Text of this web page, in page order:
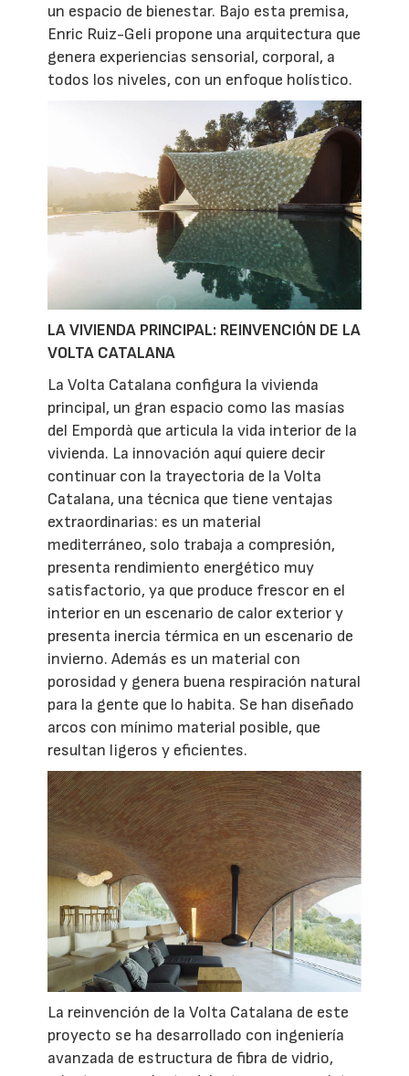
un espacio de bienestar. Bajo esta premisa,
Enric Ruiz-Geli propone una arquitectura que
genera experiencias sensorial, corporal, a
todos los niveles, con un enfoque holístico.
LA VIVIENDA PRINCIPAL: REINVENCIÓN DE LA
VOLTA CATALANA
La Volta Catalana configura la vivienda
principal, un gran espacio como las masías
del Empordà que articula la vida interior de la
vivienda. La innovación aquí quiere decir
continuar con la trayectoria de la Volta
Catalana, una técnica que tiene ventajas
extraordinarias: es un material
mediterráneo, solo trabaja a compresión,
presenta rendimiento energético muy
satisfactorio, ya que produce frescor en el
interior en un escenario de calor exterior y
presenta inercia térmica en un escenario de
invierno. Además es un material con
porosidad y genera buena respiración natural
para la gente que lo habita. Se han diseñado
arcos con mínimo material posible, que
resultan ligeros y eficientes.
La reinvención de la Volta Catalana de este
proyecto se ha desarrollado con ingeniería
avanzada de estructura de fibra de vidrio,